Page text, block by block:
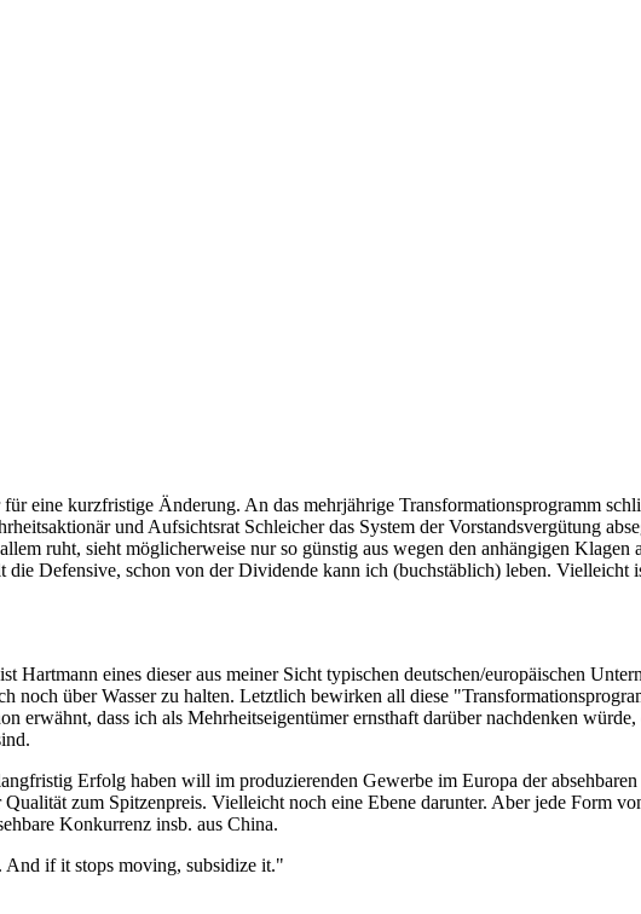
eine kurzfristige Änderung. An das mehrjährige Transformationsprogramm
und Aufsichtsrat Schleicher das System der Vorstandsvergütung
ruht, sieht möglicherweise nur so günstig aus wegen den anhängigen Klagen
Defensive, schon von der Dividende kann ich (buchstäblich) leben. Vielleicht
Hartmann eines dieser aus meiner Sicht typischen deutschen/europäischen
noch über Wasser zu halten. Letztlich bewirken all diese
erwähnt, dass ich als Mehrheitseigentümer ernsthaft darüber nachdenken
Erfolg haben will im produzierenden Gewerbe im Europa der
zum Spitzenpreis. Vielleicht noch eine Ebene darunter. Aber jede Form
Konkurrenz insb. aus China.
if it stops moving, subsidize it."